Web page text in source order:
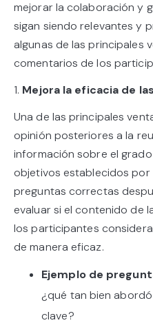
mejorar la colaboración y
sigan siendo relevantes y
algunas de las principales
comentarios de los
1. Mejora la eficacia de
Una de las principales
opinión posteriores a la
información sobre el
objetivos establecidos por
preguntas correctas
evaluar si el contenido de
los participantes
de manera eficaz.
Ejemplo de
¿qué tan bien
clave?